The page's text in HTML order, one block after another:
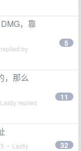
，靠
by
5
，那么
replied
11
• Lastly
32